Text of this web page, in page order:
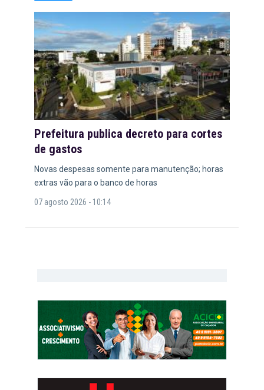
Prefeitura publica decreto para cortes
de gastos
Novas despesas somente para manutenção; horas
extras vão para o banco de horas
07 agosto 2026 - 10:14